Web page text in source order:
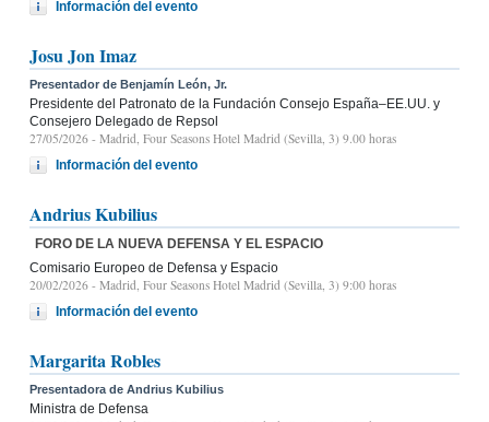
Información del evento
Josu Jon Imaz
Presentador de Benjamín León, Jr.
Presidente del Patronato de la Fundación Consejo España–EE.UU. y
Consejero Delegado de Repsol
27/05/2026 - Madrid, Four Seasons Hotel Madrid (Sevilla, 3) 9.00 horas
Información del evento
Andrius Kubilius
FORO DE LA NUEVA DEFENSA Y EL ESPACIO
Comisario Europeo de Defensa y Espacio
20/02/2026 - Madrid, Four Seasons Hotel Madrid (Sevilla, 3) 9:00 horas
Información del evento
Margarita Robles
Presentadora de Andrius Kubilius
Ministra de Defensa